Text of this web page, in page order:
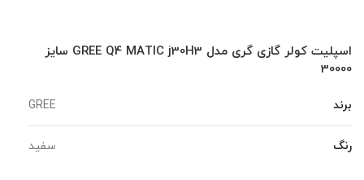
اسپلیت کولر گازی گری مدل GREE Q4 MATIC j30H3 سایز
30000
برند GREE
رنگ سفید